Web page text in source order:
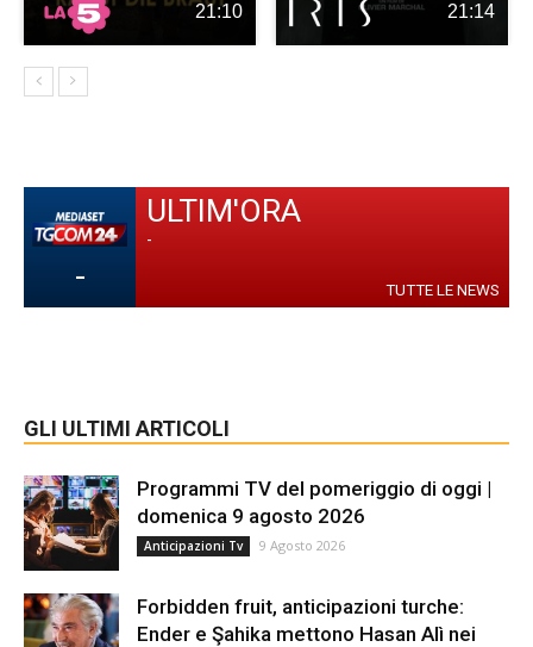
21:10 21:14
-
ULTIM'ORA
-
TUTTE LE NEWS
GLI ULTIMI ARTICOLI
Programmi TV del pomeriggio di oggi |
domenica 9 agosto 2026
Anticipazioni Tv 9 Agosto 2026
Forbidden fruit, anticipazioni turche:
Ender e Şahika mettono Hasan Alì nei